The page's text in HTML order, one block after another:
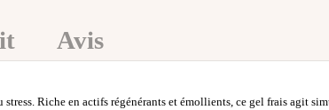
Avis
Riche en actifs régénérants et émollients, ce gel frais agit